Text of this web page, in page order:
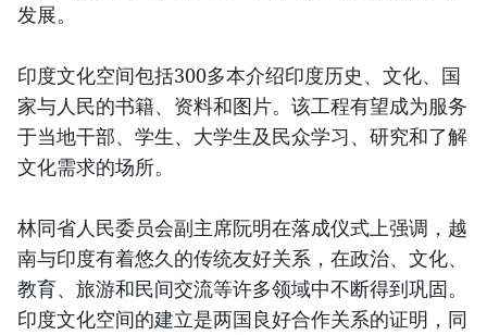
发展。
印度文化空间包括300多本介绍印度历史、文化、国
家与人民的书籍、资料和图片。该工程有望成为服务
于当地干部、学生、大学生及民众学习、研究和了解
文化需求的场所。
林同省人民委员会副主席阮明在落成仪式上强调，越
南与印度有着悠久的传统友好关系，在政治、文化、
教育、旅游和民间交流等许多领域中不断得到巩固。
印度文化空间的建立是两国良好合作关系的证明，同